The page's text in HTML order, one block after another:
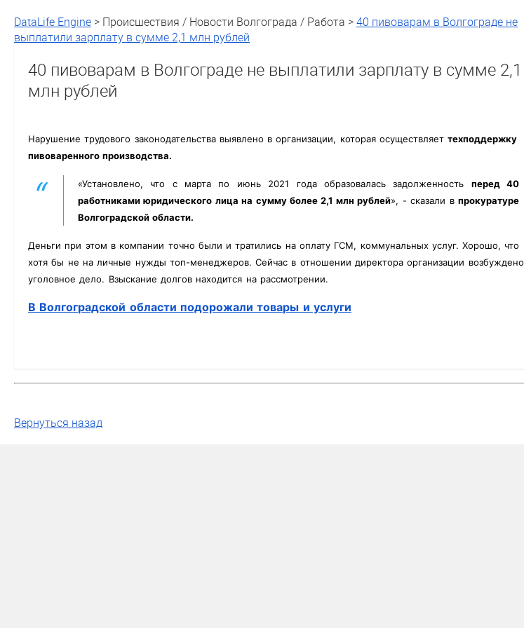
DataLife Engine > Происшествия / Новости Волгограда / Работа >40 пивоварам в Волгограде не
выплатили зарплату в сумме 2,1 млн рублей
40 пивоварам в Волгограде не выплатили зарплату в сумме 2,1
млн рублей
Нарушение трудового законодательства выявлено в организации, которая осуществляеттехподдержку
пивоваренного производства.
«Установлено, что с марта по июнь 2021 года образовалась задолженность перед 40
работниками юридического лица на сумму более 2,1 млн рублей», - сказали в прокуратуре
Волгоградской области.
Деньги при этом в компании точно были и тратились на оплату ГСМ, коммунальных услуг. Хорошо, что
хотя бы не на личные нужды топ-менеджеров. Сейчас в отношении директора организации возбуждено
уголовное дело. Взыскание долгов находится на рассмотрении.
В Волгоградской области подорожали товары и услуги
Вернуться назад